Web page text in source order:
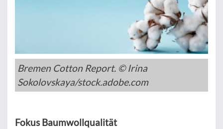
Bremen Cotton Report. © Irina
Sokolovskaya/stock.adobe.com
Fokus Baumwollqualität